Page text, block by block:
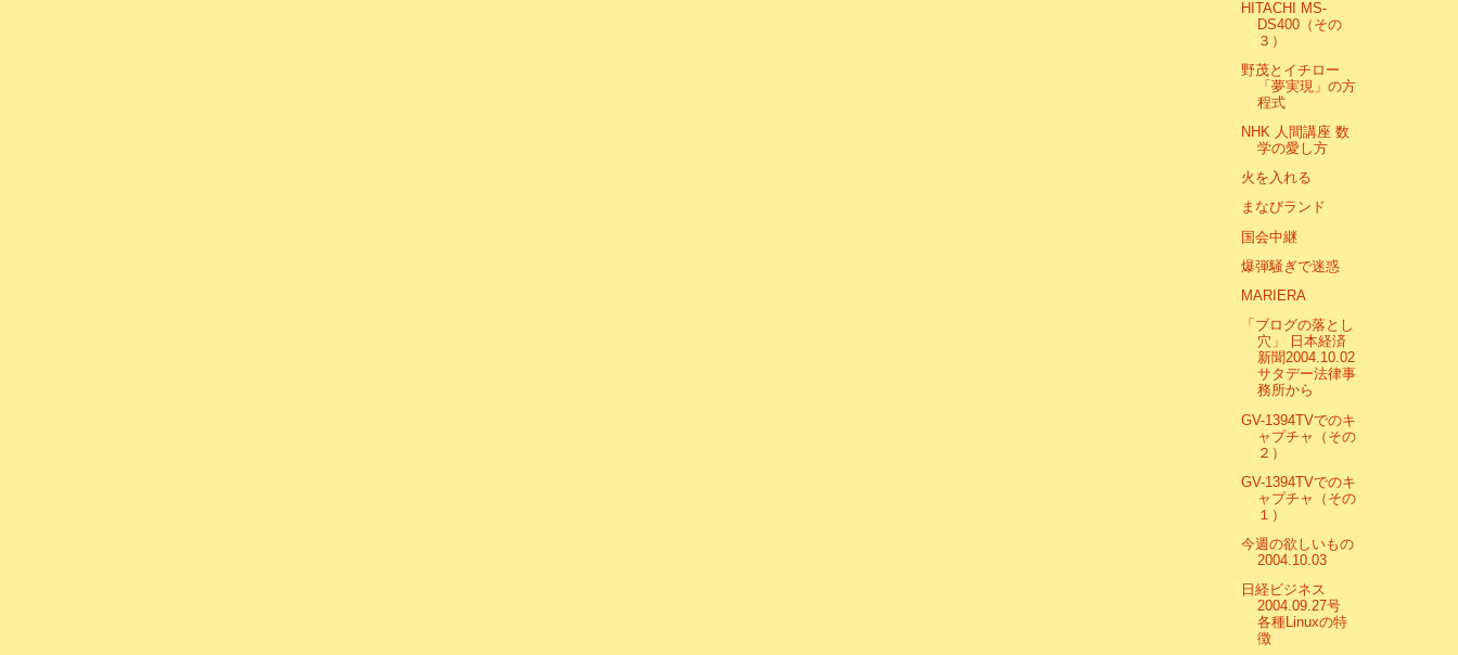
HITACHI MS-
DS400（その
３）
野茂とイチロー
「夢実現」の方
程式
NHK 人間講座 数
学の愛し方
火を入れる
まなびランド
国会中継
爆弾騒ぎで迷惑
MARIERA
「ブログの落とし
穴」 日本経済
新聞2004.10.02
サタデー法律事
務所から
GV-1394TVでのキ
ャプチャ（その
２）
GV-1394TVでのキ
ャプチャ（その
１）
今週の欲しいもの
2004.10.03
日経ビジネス
2004.09.27号
各種Linuxの特
徴